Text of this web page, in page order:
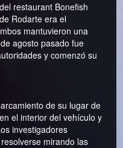
restaurant Bonefish
Rodarte era el
mantuvieron una
agosto pasado fue
y comenzó su
de su lugar de
el interior del vehículo y
investigadores
mirando las